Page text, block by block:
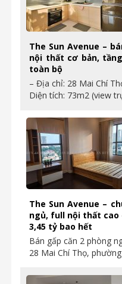
The Sun Avenue –
nội thất cơ bản,
toàn bộ
– Địa chỉ: 28 Mai Chí
Diện tích: 73m2 (view
The Sun Avenue –
ngủ, full nội thất cao
3,45 tỷ bao hết
Bán gấp căn 2 phòng
28 Mai Chí Thọ,